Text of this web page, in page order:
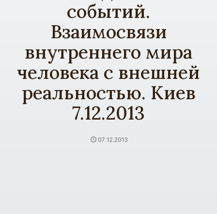
событий.
Взаимосвязи
внутреннего мира
человека с внешней
реальностью. Киев
7.12.2013
07.12.2013